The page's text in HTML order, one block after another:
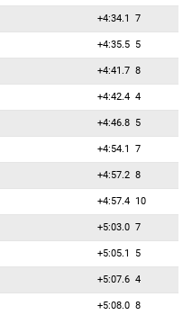
+4:34.1 7
+4:35.5 5
+4:41.7 8
+4:42.4 4
+4:46.8 5
+4:54.1 7
+4:57.2 8
+4:57.4 10
+5:03.0 7
+5:05.1 5
+5:07.6 4
+5:08.0 8